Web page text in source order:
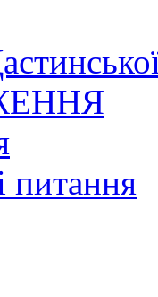
питання